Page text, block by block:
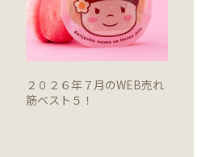
２０２６年７月のWEB売れ
筋ベスト５！